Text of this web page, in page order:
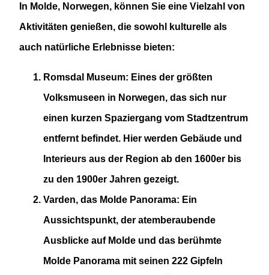
In Molde, Norwegen, können Sie eine Vielzahl von
Aktivitäten genießen, die sowohl kulturelle als
auch natürliche Erlebnisse bieten:
Romsdal Museum: Eines der größten
Volksmuseen in Norwegen, das sich nur
einen kurzen Spaziergang vom Stadtzentrum
entfernt befindet. Hier werden Gebäude und
Interieurs aus der Region ab den 1600er bis
zu den 1900er Jahren gezeigt​​.
Varden, das Molde Panorama: Ein
Aussichtspunkt, der atemberaubende
Ausblicke auf Molde und das berühmte
Molde Panorama mit seinen 222 Gipfeln